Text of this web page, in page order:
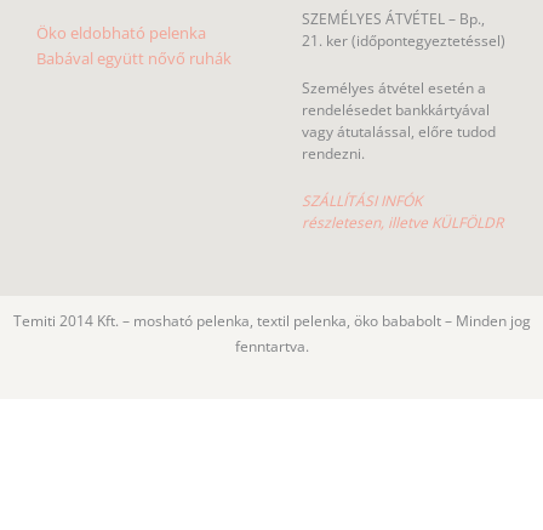
Öko eldobható pelenka
Babával együtt nővő ruhák
SZEMÉLYES ÁTVÉTEL – Bp.,
21. ker (időpontegyeztetéssel)
Személyes átvétel esetén a
rendelésedet bankkártyával
vagy átutalással, előre tudod
rendezni.
SZÁLLÍTÁSI INFÓK
részletesen, illetve KÜLFÖLDR
Temiti 2014 Kft. – mosható pelenka, textil pelenka, öko bababolt – Minden jog
fenntartva.